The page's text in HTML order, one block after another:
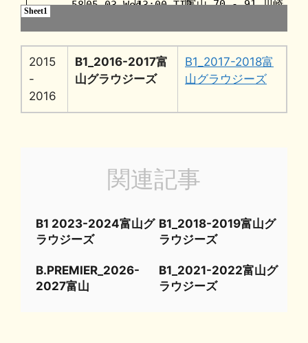
2015
-
2016
B1_2016-2017富
山グラウジーズ
B1_2017-2018富
山グラウジーズ
関連記事
B1 2023-2024富山グ
ラウジーズ
B1_2018-2019富山グ
ラウジーズ
B.PREMIER_2026-
2027富山
B1_2021-2022富山グ
ラウジーズ